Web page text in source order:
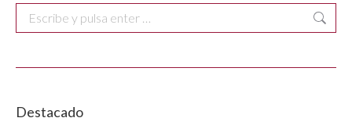
Buscar:
Destacado